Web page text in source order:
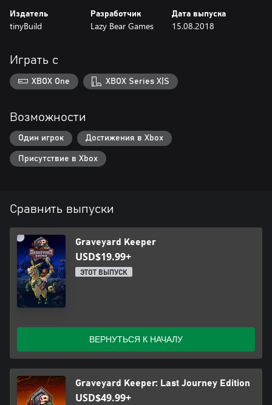
деревнях. Капитализм.
Издатель
tinyBuild
Разработчик
Lazy Bear Games
Дата выпуска
15.08.2018
Играть с
XBOX One XBOX Series X|S
Возможности
Один игрок Достижения в Xbox
Присутствие в Xbox
Сравнить выпуски
Graveyard Keeper
USD$19.99+
ЭТОТ ВЫПУСК
ВЕРНУТЬСЯ К НАЧАЛУ
Graveyard Keeper: Last Journey Edition
USD$49.99+